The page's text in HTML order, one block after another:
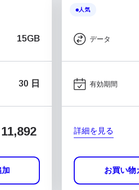
15GB
30 日
加
人気
データ
有効期間
詳細を見る
お買い物